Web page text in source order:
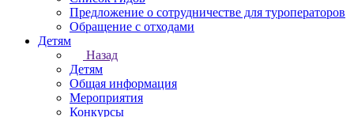
Предложение о сотрудничестве для туроператоров
Обращение с отходами
Детям
Назад
Детям
Общая информация
Мероприятия
Конкурсы